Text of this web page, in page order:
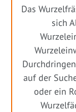
Das
sich
auf der
oder ein